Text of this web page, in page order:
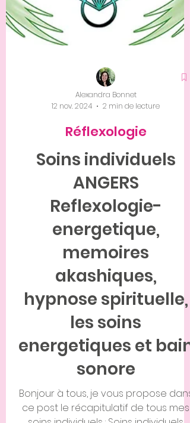
Alexandra Bonnet
Réflexologie
Soins individuels
ANGERS
Reflexologie-
energetique,
memoires
akashiques,
hypnose spirituelle,
les soins
energetiques et bain
sonore